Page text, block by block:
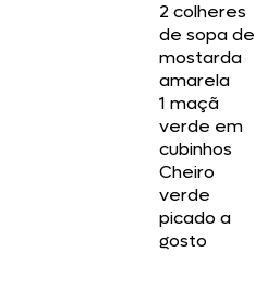
2 colheres
de sopa de
mostarda
amarela
1 maçã
verde em
cubinhos
Cheiro
verde
picado a
gosto